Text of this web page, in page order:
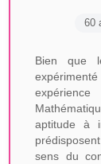
60
Bien que
aptitude à
sens du